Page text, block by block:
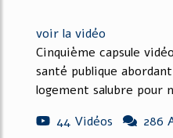
voir la vidéo
Cinquième capsule
santé publique
logement salubre pour
44 Vidéos
286